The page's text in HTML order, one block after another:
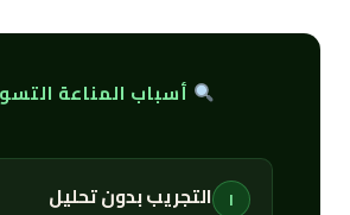
أسباب المناعة
١ التجريب بدون تحليل